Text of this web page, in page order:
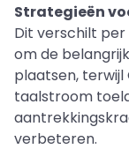
Strategieën
Dit verschilt
om de
plaatsen, terwijl
taalstroom
verbeteren.